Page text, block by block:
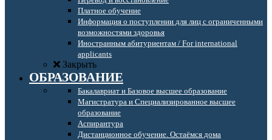
Платное обучение
Информация о поступлении для лиц с ограниченными
возможностями здоровья
Иностранным абитуриентам / For international
applicants
Закрыть
ОБРАЗОВАНИЕ
Бакалавриат и Базовое высшее образование
Магистратура и Специализированное высшее
образование
Аспирантура
Дистанционное обучение. Остаёмся дома